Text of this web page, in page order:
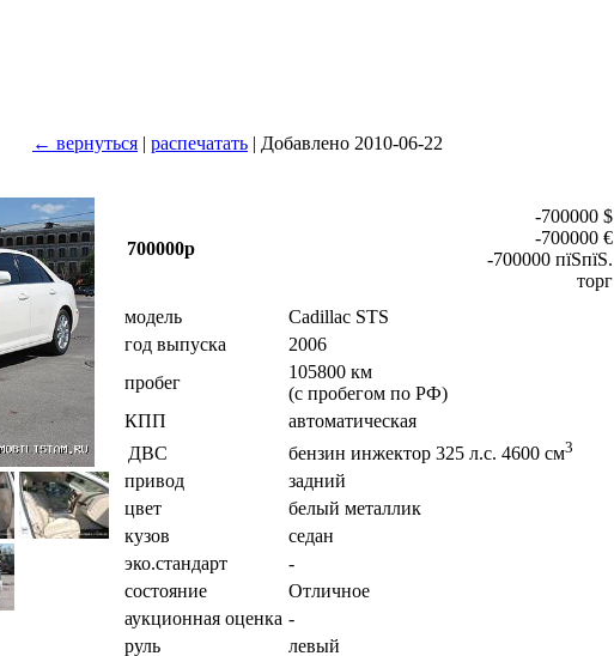
← вернуться | распечатать | Добавлено 2010-06-22
700000р
-700000 $
-700000 €
-700000 пїЅпїЅ.
торг
модель
Cadillac STS
год выпуска
2006
пробег
105800 км
(с пробегом по РФ)
КПП
автоматическая
ДВС
бензин инжектор 325 л.с. 4600 см3
привод
задний
цвет
белый металлик
кузов
седан
эко.стандарт
-
состояние
Отличное
аукционная оценка -
руль
левый